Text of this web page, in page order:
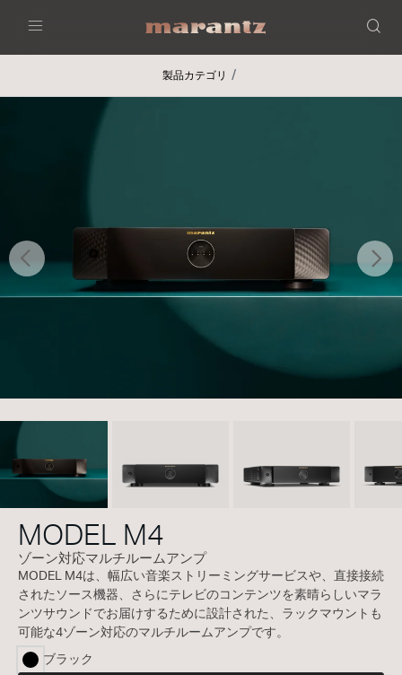
製品カテゴリ
前へ 次
MODEL M4
ゾーン対応マルチルームアンプ
MODEL M4は、幅広い音楽ストリーミングサービスや、直接接続
されたソース機器、さらにテレビのコンテンツを素晴らしいマラ
ンツサウンドでお届けするために設計された、ラックマウントも
可能な4ゾーン対応のマルチルームアンプです。
selected
ブラック